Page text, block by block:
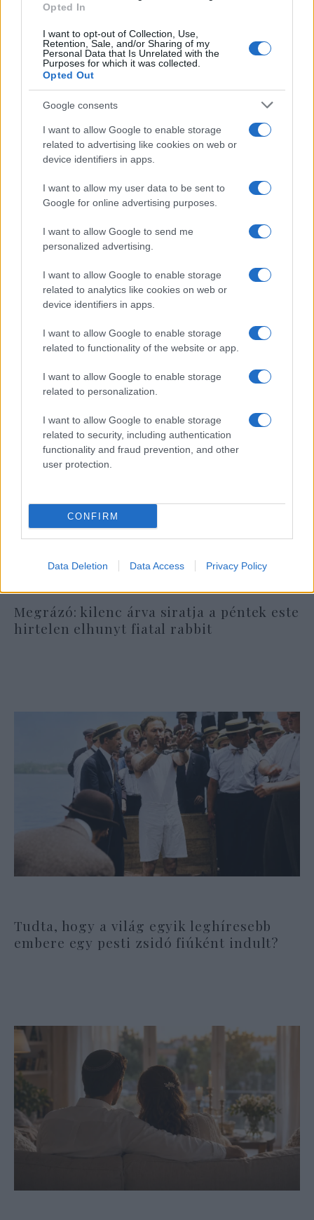
Opted In
I want to opt-out of Collection, Use,
Retention, Sale, and/or Sharing of my
Personal Data that Is Unrelated with the
Purposes for which it was collected.
Opted Out
Google consents
I want to allow Google to enable storage
related to advertising like cookies on web or
device identifiers in apps.
I want to allow my user data to be sent to
Google for online advertising purposes.
I want to allow Google to send me
personalized advertising.
I want to allow Google to enable storage
related to analytics like cookies on web or
device identifiers in apps.
I want to allow Google to enable storage
related to functionality of the website or app.
I want to allow Google to enable storage
related to personalization.
I want to allow Google to enable storage
related to security, including authentication
functionality and fraud prevention, and other
user protection.
CONFIRM
Data Deletion Data Access Privacy Policy
Trumpelnöknél a Fehér Házban,
Londonban a Downing Street 10-ben, de
beszélt azENSZ Biztonsági Tanácsa
Eli Sharabi könyve már előrendelhető a
legtöbb hazai könyváruháznál.
A gázai fogság legsötétebb részleteit
Tabuk nélkül mesélt a gázai horrorról
az egész családját elveszítő izraeli
Megrázó: kilenc árva siratja a péntek este
hirtelen elhunyt fiatal rabbit
Tudta, hogy a világ egyik leghíresebb
embere egy pesti zsidó fiúként indult?